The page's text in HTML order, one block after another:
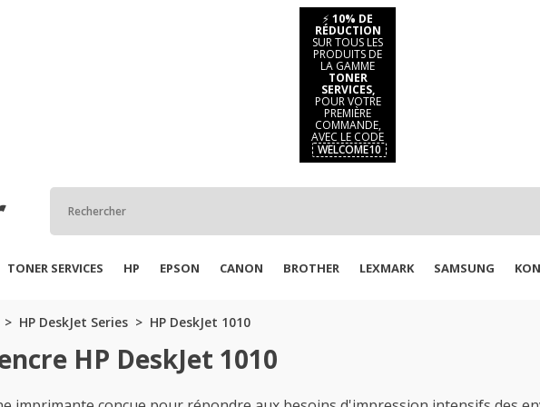
⚡ 10% DE
RÉDUCTION
SUR TOUS LES
PRODUITS DE
LA GAMME
TONER
SERVICES,
POUR VOTRE
PREMIÈRE
COMMANDE,
AVEC LE CODE
WELCOME10
TONER SERVICES HP EPSON CANON BROTHER LEXMARK SAMSUNG
HP DeskJet Series HP DeskJet 1010
HP DeskJet 1010